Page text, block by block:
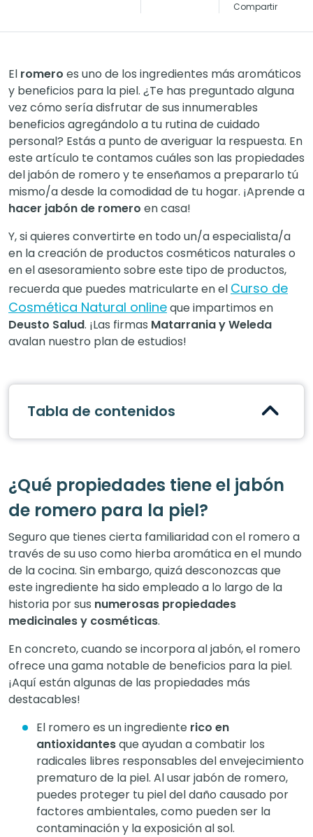
Compartir
El romero es uno de los ingredientes más aromáticos
y beneficios para la piel. ¿Te has preguntado alguna
vez cómo sería disfrutar de sus innumerables
beneficios agregándolo a tu rutina de cuidado
personal? Estás a punto de averiguar la respuesta. En
este artículo te contamos cuáles son las propiedades
del jabón de romero y te enseñamos a prepararlo tú
mismo/a desde la comodidad de tu hogar. ¡Aprende a
hacer jabón de romero en casa!
Y, si quieres convertirte en todo un/a especialista/a
en la creación de productos cosméticos naturales o
en el asesoramiento sobre este tipo de productos,
recuerda que puedes matricularte en el Curso de
Cosmética Natural onlineque impartimos en
Deusto Salud. ¡Las firmas Matarrania y Weleda
avalan nuestro plan de estudios!
Tabla de contenidos
¿Qué propiedades tiene el jabón
de romero para la piel?
Seguro que tienes cierta familiaridad con el romero a
través de su uso como hierba aromática en el mundo
de la cocina. Sin embargo, quizá desconozcas que
este ingrediente ha sido empleado a lo largo de la
historia por sus numerosas propiedades
medicinales y cosméticas.
En concreto, cuando se incorpora al jabón, el romero
ofrece una gama notable de beneficios para la piel.
¡Aquí están algunas de las propiedades más
destacables!
El romero es un ingrediente rico en
antioxidantesque ayudan a combatir los
radicales libres responsables del envejecimiento
prematuro de la piel. Al usar jabón de romero,
puedes proteger tu piel del daño causado por
factores ambientales, como pueden ser la
contaminación y la exposición al sol.